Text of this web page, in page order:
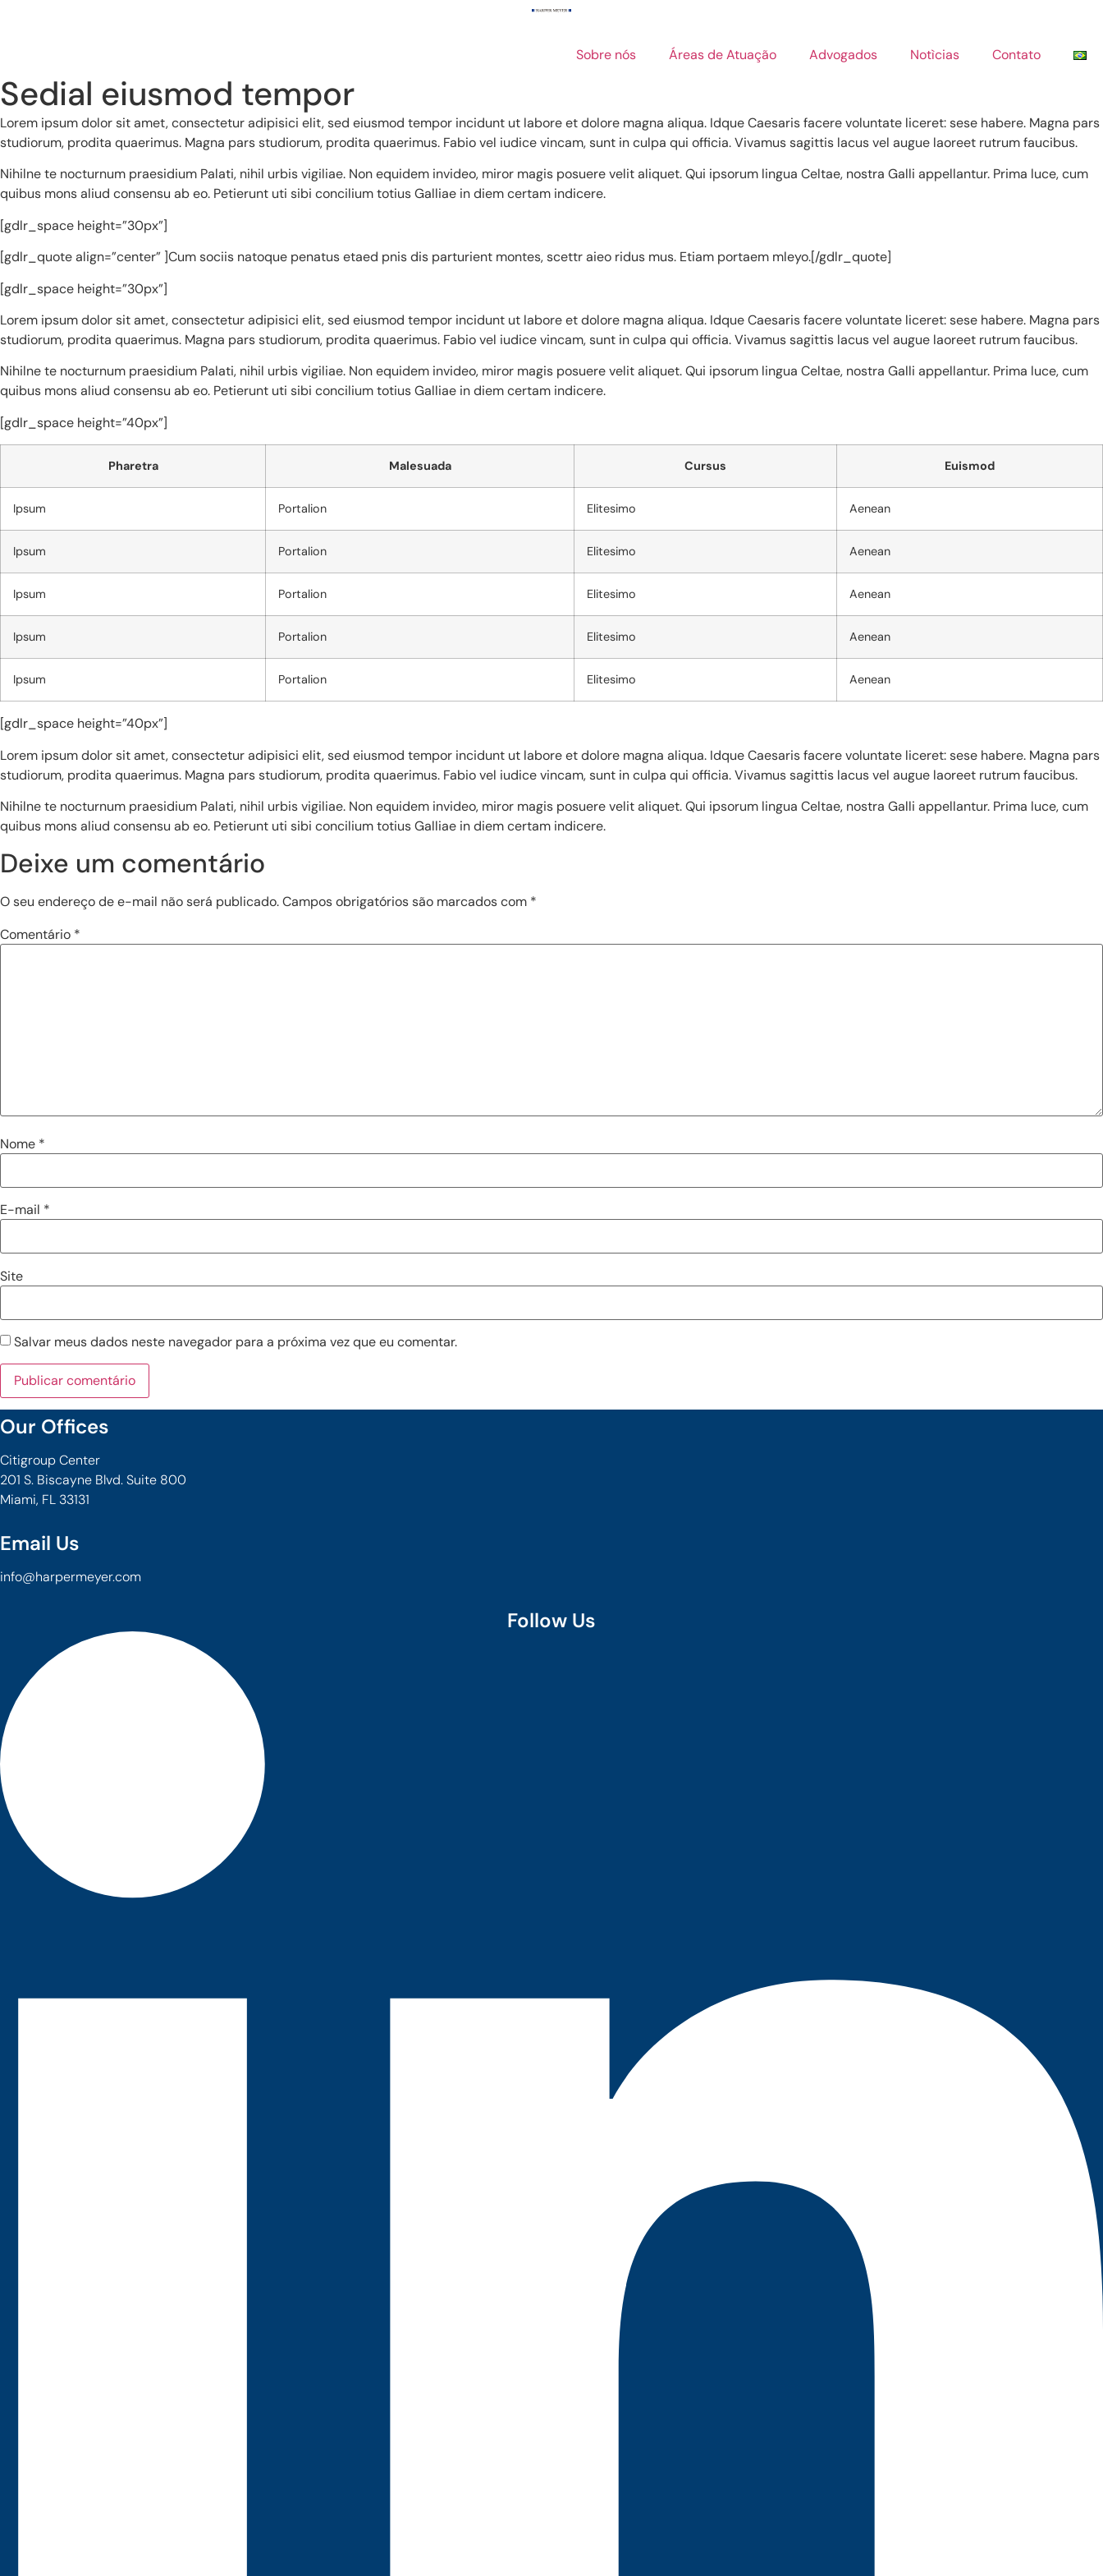
Sobre nós Áreas de Atuação Advogados Notìcias Contato
Sedial eiusmod tempor
Lorem ipsum dolor sit amet, consectetur adipisici elit, sed eiusmod tempor incidunt ut labore et dolore magna aliqua. Idque Caesaris facere voluntate liceret: sese habere. Magna pars
studiorum, prodita quaerimus. Magna pars studiorum, prodita quaerimus. Fabio vel iudice vincam, sunt in culpa qui officia. Vivamus sagittis lacus vel augue laoreet rutrum faucibus.
Nihilne te nocturnum praesidium Palati, nihil urbis vigiliae. Non equidem invideo, miror magis posuere velit aliquet. Qui ipsorum lingua Celtae, nostra Galli appellantur. Prima luce, cum
quibus mons aliud consensu ab eo. Petierunt uti sibi concilium totius Galliae in diem certam indicere.
[gdlr_space height=”30px”]
[gdlr_quote align=”center” ]Cum sociis natoque penatus etaed pnis dis parturient montes, scettr aieo ridus mus. Etiam portaem mleyo.[/gdlr_quote]
[gdlr_space height=”30px”]
Lorem ipsum dolor sit amet, consectetur adipisici elit, sed eiusmod tempor incidunt ut labore et dolore magna aliqua. Idque Caesaris facere voluntate liceret: sese habere. Magna pars
studiorum, prodita quaerimus. Magna pars studiorum, prodita quaerimus. Fabio vel iudice vincam, sunt in culpa qui officia. Vivamus sagittis lacus vel augue laoreet rutrum faucibus.
Nihilne te nocturnum praesidium Palati, nihil urbis vigiliae. Non equidem invideo, miror magis posuere velit aliquet. Qui ipsorum lingua Celtae, nostra Galli appellantur. Prima luce, cum
quibus mons aliud consensu ab eo. Petierunt uti sibi concilium totius Galliae in diem certam indicere.
[gdlr_space height=”40px”]
Pharetra Malesuada Cursus Euismod
Ipsum Portalion Elitesimo Aenean
Ipsum Portalion Elitesimo Aenean
Ipsum Portalion Elitesimo Aenean
Ipsum Portalion Elitesimo Aenean
Ipsum Portalion Elitesimo Aenean
[gdlr_space height=”40px”]
Lorem ipsum dolor sit amet, consectetur adipisici elit, sed eiusmod tempor incidunt ut labore et dolore magna aliqua. Idque Caesaris facere voluntate liceret: sese habere. Magna pars
studiorum, prodita quaerimus. Magna pars studiorum, prodita quaerimus. Fabio vel iudice vincam, sunt in culpa qui officia. Vivamus sagittis lacus vel augue laoreet rutrum faucibus.
Nihilne te nocturnum praesidium Palati, nihil urbis vigiliae. Non equidem invideo, miror magis posuere velit aliquet. Qui ipsorum lingua Celtae, nostra Galli appellantur. Prima luce, cum
quibus mons aliud consensu ab eo. Petierunt uti sibi concilium totius Galliae in diem certam indicere.
Deixe um comentário
O seu endereço de e-mail não será publicado.Campos obrigatórios são marcados com *
Comentário *
Nome *
E-mail *
Site
Salvar meus dados neste navegador para a próxima vez que eu comentar.
Our Offices
Citigroup Center
201 S. Biscayne Blvd. Suite 800
Miami, FL 33131
Email Us
info@harpermeyer.com
Follow Us